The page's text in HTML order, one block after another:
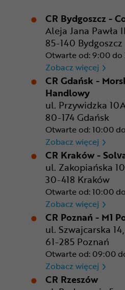
CR Bydgoszcz -
Aleja Jana Pawła
85-140 Bydgoszcz
Otwarte od: 9:00 do
Zobacz więcej CR
CR Gdańsk -
Handlowy
ul. Przywidzka
80-174 Gdańsk
Otwarte od: 10:00
Zobacz więcej CR
CR Kraków -
ul. Zakopiańska
30-418 Kraków
Otwarte od: 10:00
Zobacz więcej CR
CR Poznań - M1
ul. Szwajcarska 14,
61-285 Poznań
Otwarte od: 09:00
Zobacz więcej CR
CR Rzeszów